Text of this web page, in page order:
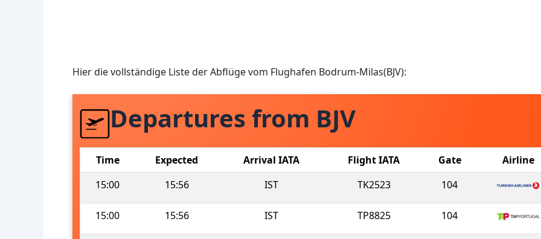
Hier die vollständige Liste der Abflüge vom Flughafen Bodrum-Milas(BJV):
Departures from BJV
Time Expected Arrival IATA Flight IATA Gate
Airline
15:00
15:56 IST TK2523 104
15:00 15:56 IST TP8825 104